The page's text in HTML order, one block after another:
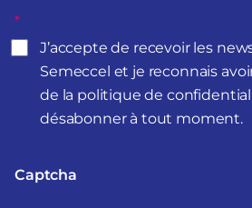
*
J’accepte de recevoir les
Semeccel et je reconnais
de la politique de
désabonner à tout moment.
Captcha